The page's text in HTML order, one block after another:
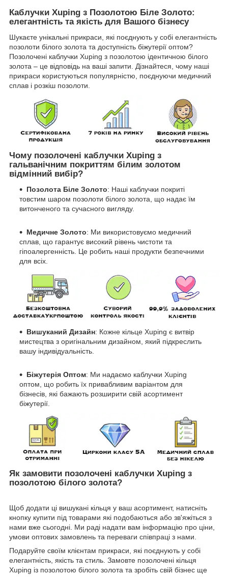
Каблучки Xuping з Позолотою Біле Золото:
елегантність та якість для Вашого бізнесу
Шукаєте унікальні прикраси, які поєднують у собі елегантність
позолоти білого золота та доступність біжутерії оптом?
Позолочені каблучки Xuping з позолотою ідентичною білого
золота – це відповідь на ваші запити. Дізнайтеся, чому наші
прикраси користуються популярністю, поєднуючи медичний
сплав і розкіш позолоти.
Чому позолочені каблучки Xuping з
гальванічним покриттям білим золотом
відмінний вибір?
Позолота Біле Золото: Наші каблучки покриті
товстим шаром позолоти білого золота, що надає їм
витонченого та сучасного вигляду.
Медичне Золото: Ми використовуємо медичний
сплав, що гарантує високий рівень чистоти та
гіпоалергенність. Це робить наші продукти безпечними
для всіх.
Вишуканий Дизайн: Кожне кільце Xuping є витвір
мистецтва з оригінальним дизайном, який підкреслить
вашу індивідуальність.
Біжутерія Оптом: Ми надаємо каблучки Xuping
оптом, що робить їх привабливим варіантом для
бізнесів, які бажають розширити свій асортимент
біжутерії.
Як замовити позолочені каблучки Xuping з
позолотою білого золота?
Щоб додати ці вишукані кільця у ваш асортимент, натисніть
кнопку купити під товарами які подобаються або зв'яжіться з
нами вже сьогодні. Ми раді надати вам інформацію про ціни,
умови оптових замовлень та переваги співпраці з нами.
Подаруйте своїм клієнтам прикраси, які поєднують у собі
елегантність, якість та стиль. Замовте позолочені кільця
Xuping із позолотою білого золота та зробіть свій бізнес ще